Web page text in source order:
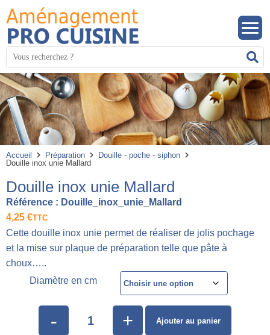
Mots
clés
:
Accueil Préparation
Douille - poche - siphon
Douille inox unie Mallard
Douille inox unie Mallard
Référence : Douille_inox_unie_Mallard
4,25 €TTC
Cette douille inox unie permet de réaliser de jolis pochage
et la mise sur plaque de préparation telle que pâte à
choux…..
Diamètre en cm
- + Ajouter au panier
Panneau de gestion des cookies